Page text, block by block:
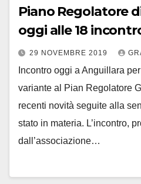
Piano Regolatore
oggi alle 18
29 NOVEMBRE 2019
Incontro oggi a Anguillara
variante al Pian Regolatore
recenti novità seguite alla
stato in materia. L’incontro,
dall’associazione…